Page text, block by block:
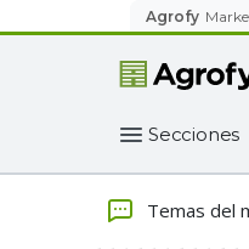
Agrofy
Secciones
Temas del